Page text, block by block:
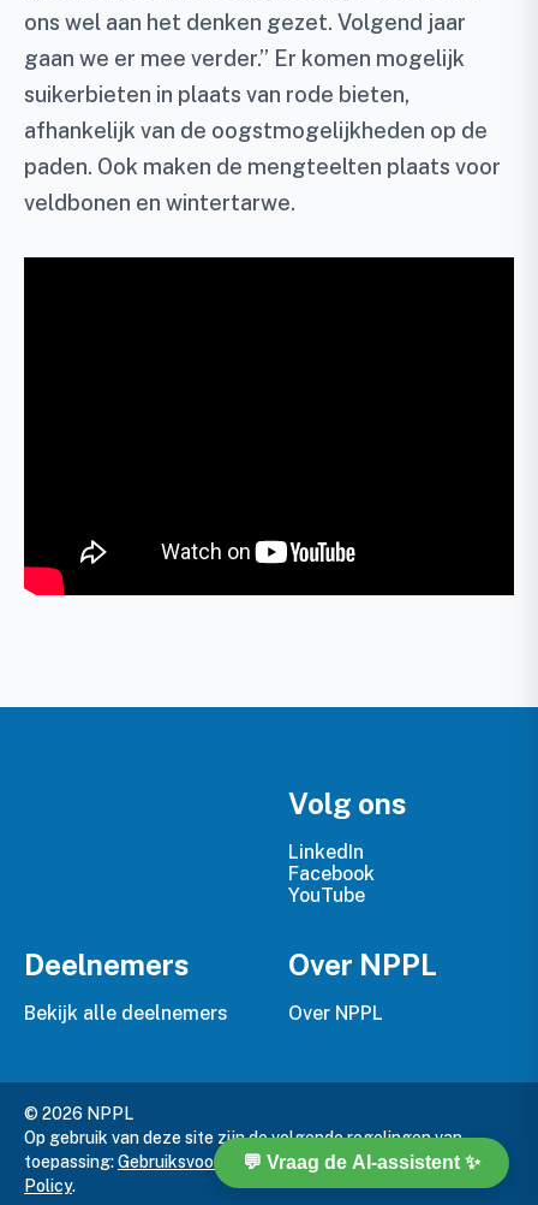
ons wel aan het denken gezet. Volgend jaar
gaan we er mee verder.” Er komen mogelijk
suikerbieten in plaats van rode bieten,
afhankelijk van de oogstmogelijkheden op de
paden. Ook maken de mengteelten plaats voor
veldbonen en wintertarwe.
Volg ons
LinkedIn
Facebook
YouTube
Deelnemers
Bekijk alle deelnemers
Over NPPL
Over NPPL
© 2026 NPPL
Op gebruik van deze site zijn de volgende regelingen van
toepassing:Gebruiksvoorwaarden,Privacy PolicyenCookie
Policy.